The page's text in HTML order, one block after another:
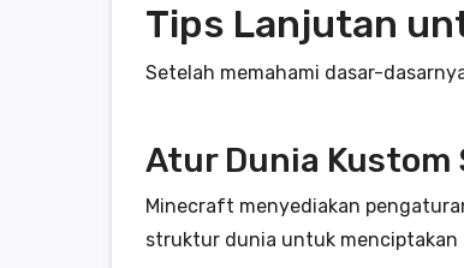
Tips Lanjutan
Setelah memahami dasar-
Atur Dunia Kustom
Minecraft menyediakan
struktur dunia untuk menciptakan